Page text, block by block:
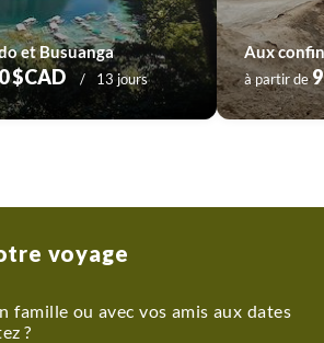
et Busuanga
$CAD 13 jours
Aux
à partir de
voyage
famille ou avec vos amis aux dates
?